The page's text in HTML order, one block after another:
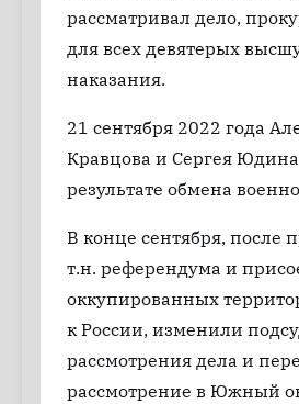
рассматривал дело,
для всех девятерых
наказания.
21 сентября 2022 года
Кравцова и Сергея
результате обмена
В конце сентября, после
т.н. референдума и
оккупированных
к России, изменили
рассмотрения дела и
рассмотрение в Южный